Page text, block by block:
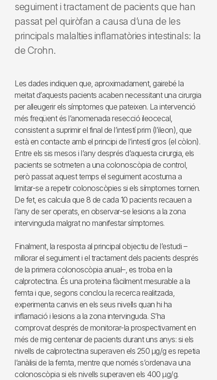
seguiment i tractament de pacients que han
passat pel quiròfan a causa d’una de les
principals malalties inflamatòries intestinals: la
de Crohn.
Les dades indiquen que, aproximadament, gairebé la
meitat d’aquests pacients acaben necessitant una cirurgia
per alleugerir els símptomes que pateixen. La intervenció
més freqüent és l’anomenada resecció ileocecal,
consistent a suprimir el final de l’intestí prim (l’ileon), que
està en contacte amb el principi de l’intestí gros (el còlon).
Entre els sis mesos i l’any després d’aquesta cirurgia, els
pacients se sotmeten a una colonoscòpia de control,
però passat aquest temps el seguiment acostuma a
limitar-se a repetir colonoscòpies si els símptomes tornen.
De fet, es calcula que 8 de cada 10 pacients recauen a
l’any de ser operats, en observar-se lesions a la zona
intervinguda malgrat no manifestar símptomes.
Finalment, la resposta al principal objectiu de l’estudi –
millorar el seguiment i el tractament dels pacients després
de la primera colonoscòpia anual–, es troba en la
calprotectina. És una proteïna fàcilment mesurable a la
femta i que, segons conclou la recerca realitzada,
experimenta canvis en els seus nivells quan hi ha
inflamació i lesions a la zona intervinguda. S’ha
comprovat després de monitorar-la prospectivament en
més de mig centenar de pacients durant uns anys: si els
nivells de calprotectina superaven els 250 μg/g es repetia
l’anàlisi de la femta, mentre que només s’ordenava una
colonoscòpia si els nivells superaven els 400 μg/g.